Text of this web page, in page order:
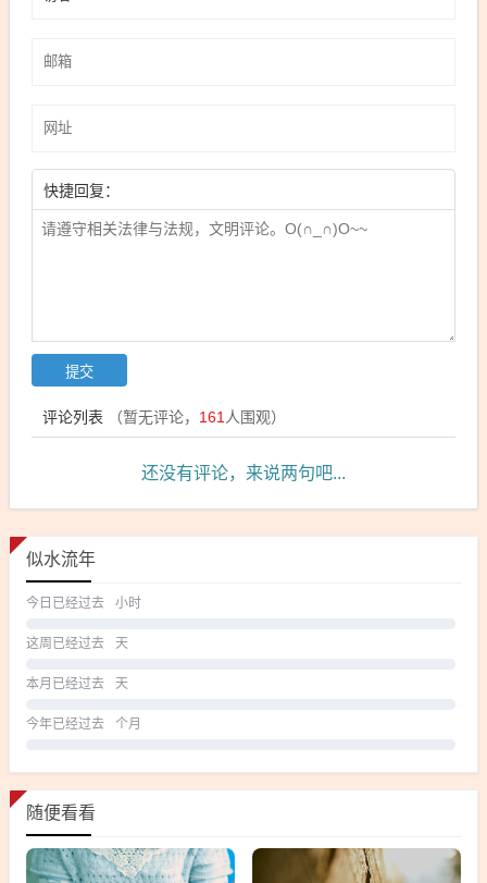
快捷回复：
评论列表 （暂无评论， 161人围观）
还没有评论，来说两句吧...
似水流年
今日已经过去 小时
这周已经过去 天
本月已经过去 天
今年已经过去 个月
随便看看